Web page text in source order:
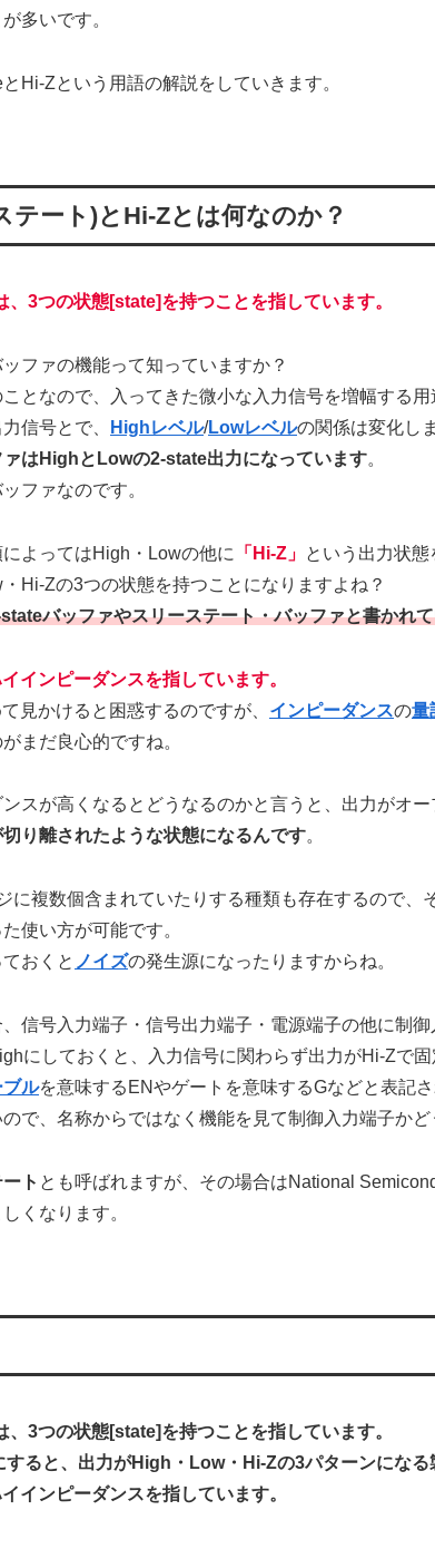
多いです。
Hi-Zという用語の解説をしていきます。
テート)とHi-Zとは何なのか？
3つの状態[state]を持つことを指しています。
ファの機能って知っていますか？
となので、入ってきた微小な入力信号を増幅する用
信号とで、
Highレベル/Lowレベルの関係は変化し
はHighとLowの2-state出力になっています。
ファなのです。
よってはHigh・Lowの他に 「Hi-Z」 という出力状態
Hi-Zの3つの状態を持つことになりますよね？
バッファやスリーステート・バッファと書かれ
インピーダンスを指しています。
見かけると困惑するのですが、 インピーダンスの量
まだ良心的ですね。
スが高くなるとどうなるのかと言うと、出力がオー
り離されたような状態になるんです。
に複数個含まれていたりする種類も存在するので、
使い方が可能です。
おくと ノイズの発生源になったりますからね。
信号入力端子・信号出力端子・電源端子の他に制御
にしておくと、入力信号に関わらず出力がHi-Zで固
ブルを意味するENやゲートを意味するGなどと表記
で、名称からではなく機能を見て制御入力端子かど
ト とも呼ばれますが、その場合はNational
くなります。
3つの状態[state]を持つことを指しています。
ると、出力がHigh・Low・Hi-Zの3パターンになる
インピーダンスを指しています。